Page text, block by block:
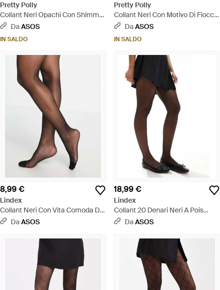
Pretty Polly
Collant Neri Opachi Con Shimmer
- Nero
DaASOS
IN SALDO
Pretty Polly
Collant Neri Con Motivo Di Fiocchi
- Nero
DaASOS
IN SALDO
8,99 €
Lindex
Collant Neri Con Vita Comoda Da
15 Denari - Nero
DaASOS
18,99 €
Lindex
Collant 20 Denari Neri A Pois
Piccoli - Nero
DaASOS